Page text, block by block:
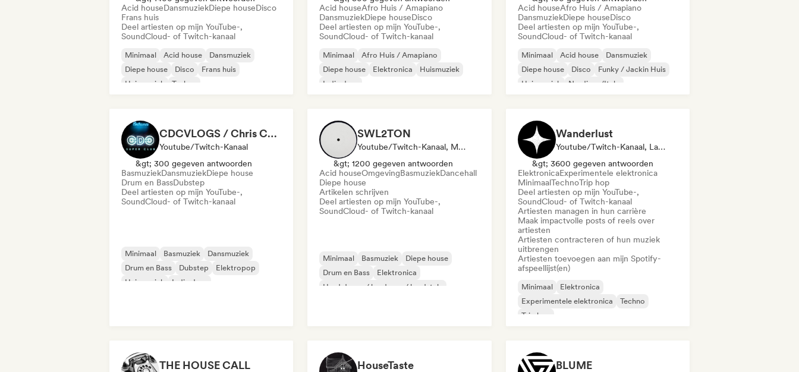
Acid houseDansmuziekDiepe houseDisco
Frans huis
Deel artiesten op mijn YouTube-,
SoundCloud- of Twitch-kanaal
Minimaal Acid house
Dansmuziek
Diepe house
Disco
Frans huis
Huismuziek
Techno
Acid houseAfro Huis / Amapiano
DansmuziekDiepe houseDisco
Deel artiesten op mijn YouTube-,
SoundCloud- of Twitch-kanaal
Minimaal
Afro Huis / Amapiano
Diepe house
Elektronica
Huismuziek
Indie dans
Acid houseAfro Huis / Amapiano
DansmuziekDiepe houseDisco
Deel artiesten op mijn YouTube-,
SoundCloud- of Twitch-kanaal
Minimaal Acid house
Dansmuziek
Diepe house
Disco
Funky / Jackin Huis
Huismuziek
Nu-disco/Italo
CDCVLOGS / Chris Candela
Youtube/Twitch-Kanaal
&gt; 300 gegeven antwoorden
BasmuziekDansmuziekDiepe house
Drum en BassDubstep
Deel artiesten op mijn YouTube-,
SoundCloud- of Twitch-kanaal
Minimaal Basmuziek
Dansmuziek
Drum en Bass
Dubstep
Elektropop
Huismuziek
Indie dans
SWL2TON
Youtube/Twitch-Kanaal, Media Outlet/Journalist
&gt; 1200 gegeven antwoorden
Acid houseOmgevingBasmuziekDancehall
Diepe house
Artikelen schrijven
Deel artiesten op mijn YouTube-,
SoundCloud- of Twitch-kanaal
Minimaal Basmuziek
Diepe house
Drum en Bass
Elektronica
Hard dance / hardcore / hardstyle
Wanderlust
Youtube/Twitch-Kanaal, Label, Manager, Afspeellijst Curator, Sociale Media Beïnvloeder
&gt; 3600 gegeven antwoorden
ElektronicaExperimentele elektronica
MinimaalTechnoTrip hop
Deel artiesten op mijn YouTube-,
SoundCloud- of Twitch-kanaal
Artiesten managen in hun carrière
Maak impactvolle posts of reels over
artiesten
Artiesten contracteren of hun muziek
uitbrengen
Artiesten toevoegen aan mijn Spotify-
afspeellijst(en)
Minimaal
Elektronica
Experimentele elektronica
Techno
Trip hop
THE HOUSE CALL HouseTaste BLUME